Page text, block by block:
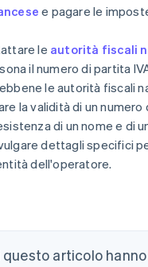
e pagare le
le autorità fiscali
il numero di partita
le autorità fiscali
la validità di un numero
di un nome e di
dettagli specifici
dell'operatore.
articolo